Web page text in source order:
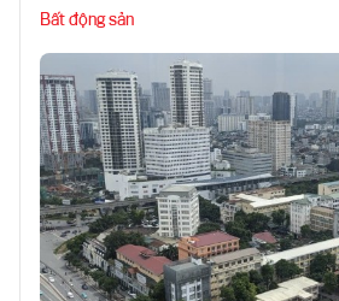
Bất động sản